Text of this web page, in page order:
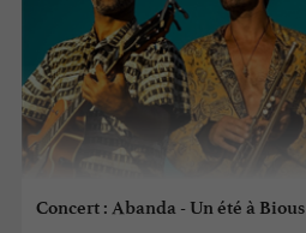
Concert : Abanda - Un été à Bious